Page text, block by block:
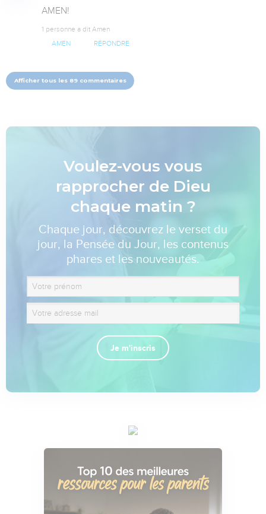
AMEN!
1 personne a dit Amen
AMEN RÉPONDRE
Afficher tous les 89 commentaires
Voulez-vous vous
rapprocher de Dieu
chaque matin ?
Chaque jour, découvrez le verset du
jour, la Pensée du Jour, les contenus
phares et les nouveautés.
Je m'inscris